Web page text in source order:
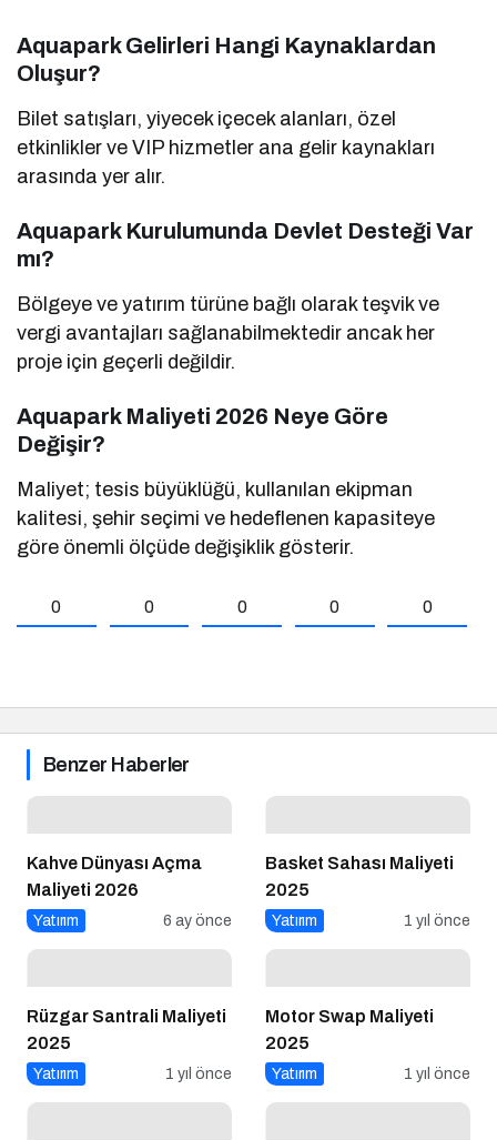
Aquapark Gelirleri Hangi Kaynaklardan
Oluşur?
Bilet satışları, yiyecek içecek alanları, özel
etkinlikler ve VIP hizmetler ana gelir kaynakları
arasında yer alır.
Aquapark Kurulumunda Devlet Desteği Var
mı?
Bölgeye ve yatırım türüne bağlı olarak teşvik ve
vergi avantajları sağlanabilmektedir ancak her
proje için geçerli değildir.
Aquapark Maliyeti 2026 Neye Göre
Değişir?
Maliyet; tesis büyüklüğü, kullanılan ekipman
kalitesi, şehir seçimi ve hedeflenen kapasiteye
göre önemli ölçüde değişiklik gösterir.
0 0 0 0 0
Benzer Haberler
Kahve Dünyası Açma
Maliyeti 2026
Yatırım 6 ay önce
Basket Sahası Maliyeti
2025
Yatırım 1 yıl önce
Rüzgar Santrali Maliyeti
2025
Yatırım 1 yıl önce
Motor Swap Maliyeti
2025
Yatırım 1 yıl önce